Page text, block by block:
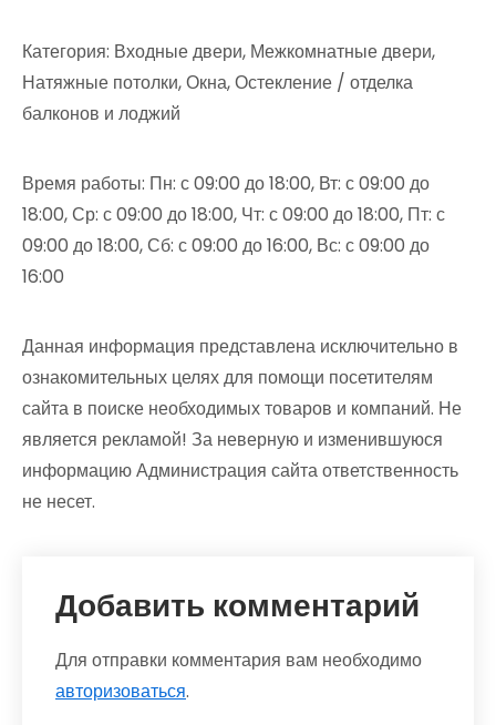
Категория: Входные двери, Межкомнатные двери,
Натяжные потолки, Окна, Остекление / отделка
балконов и лоджий
Время работы: Пн: с 09:00 до 18:00, Вт: с 09:00 до
18:00, Ср: с 09:00 до 18:00, Чт: с 09:00 до 18:00, Пт: с
09:00 до 18:00, Сб: с 09:00 до 16:00, Вс: с 09:00 до
16:00
Данная информация представлена исключительно в
ознакомительных целях для помощи посетителям
сайта в поиске необходимых товаров и компаний. Не
является рекламой! За неверную и изменившуюся
информацию Администрация сайта ответственность
не несет.
Добавить комментарий
Для отправки комментария вам необходимо
авторизоваться.